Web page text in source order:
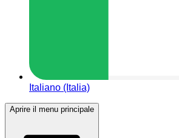
Italiano (Italia)
Aprire il menu principale